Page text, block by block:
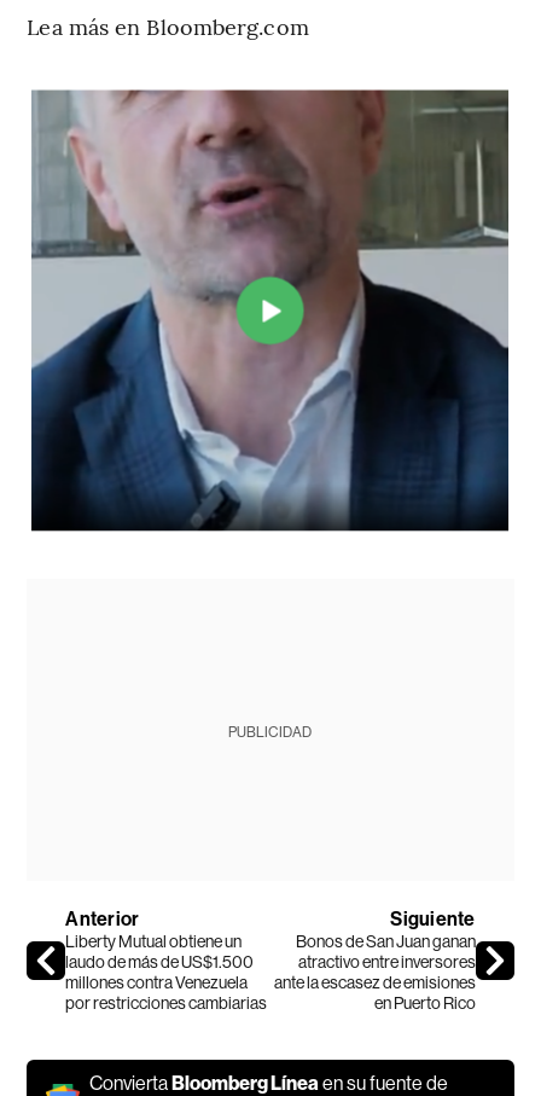
Lea más en Bloomberg.com
PUBLICIDAD
Anterior
Liberty Mutual obtiene un
laudo de más de US$1.500
millones contra Venezuela
por restricciones cambiarias
Siguiente
Bonos de San Juan ganan
atractivo entre inversores
ante la escasez de emisiones
en Puerto Rico
ConviertaBloomberg Línea en su fuente de